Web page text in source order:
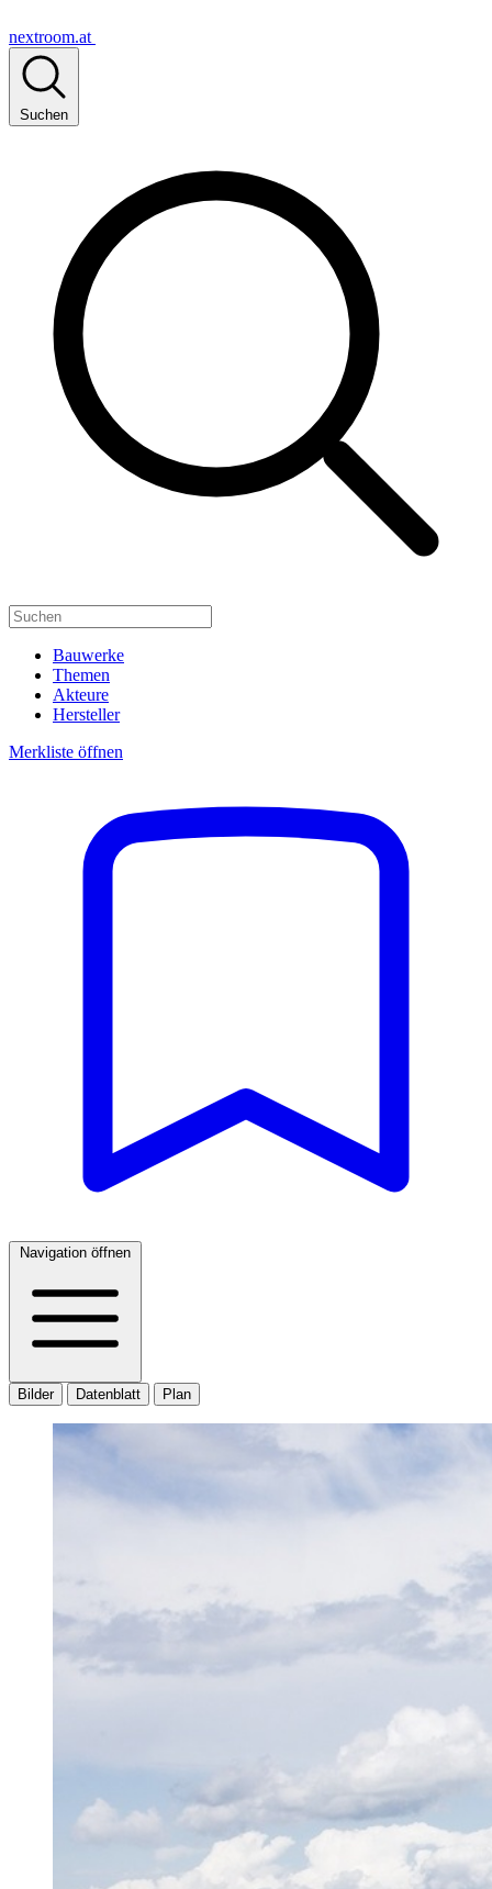
nextroom.at
Suchen
Bauwerke
Themen
Akteure
Hersteller
Merkliste öffnen
Navigation öffnen
Bilder Datenblatt Plan